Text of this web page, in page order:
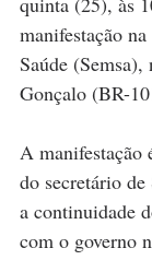
manifestação
Saúde
Gonçalo (BR-
A manifestação
do secretário
a continuidade
com o governo